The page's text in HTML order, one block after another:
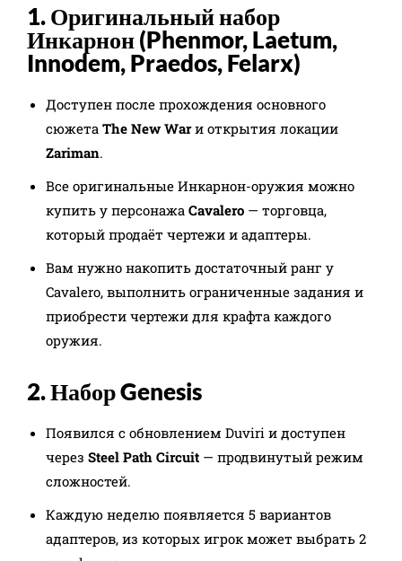
1. Оригинальный набор
Инкарнон (Phenmor, Laetum,
Innodem, Praedos, Felarx)
Доступен после прохождения основного
сюжета The New Warи открытия локации
Zariman.
Все оригинальные Инкарнон-оружия можно
купить у персонажа Cavalero — торговца,
который продаёт чертежи и адаптеры.
Вам нужно накопить достаточный ранг у
Cavalero, выполнить ограниченные задания и
приобрести чертежи для крафта каждого
оружия.
2. Набор Genesis
Появился с обновлением Duviri и доступен
через Steel Path Circuit — продвинутый режим
сложностей.
Каждую неделю появляется 5 вариантов
адаптеров, из которых игрок может выбрать 2